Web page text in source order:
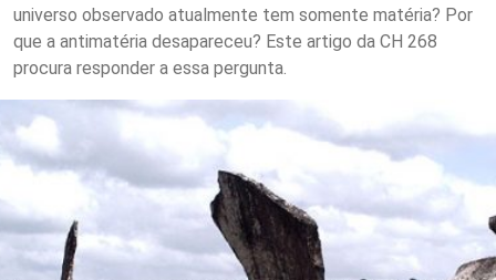
universo observado atualmente tem somente matéria? Por
que a antimatéria desapareceu? Este artigo da CH 268
procura responder a essa pergunta.